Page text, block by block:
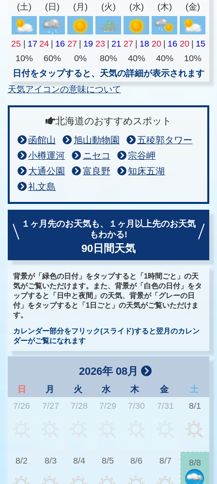
(土)
(日)
(月)
(火)
(水)
(木)
(金)
25 17 24 16 27 19 23 21 27 18 20 16 20
15
10%
60% 0% 80% 40% 40%
10%
日付をタップすると、天気の詳細が表示されます
天気アイコンの意味について
北海道のおすすめスポット
函館山 旭山動物園
五稜郭タワー
小樽運河
ニセコ
宗谷岬
大通公園
富良野
知床五湖
礼文島
１ヶ月先のお天気も、
１ヶ月以上先のお天気
もわかる!
90日間天気
背景が「緑色の日付」をタップすると「1時間ごと」の天
気がご覧いただけます。また、背景が「白色の日付」をタ
ップすると「日中と夜間」の天気、背景が「グレーの日
付」をタップすると「1日ごと」の天気がご覧いただけま
す。
カレンダー部分をフリック(スライド)すると翌月のカレン
ダーがご覧になれます
2026年 08月
日 月 火 水 木 金
土
7/26
7/27 7/28 7/29 7/30 7/31 8/1
8/2 8/3 8/4 8/5 8/6 8/7 8/8